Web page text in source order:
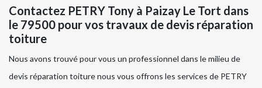
Contactez PETRY Tony à Paizay Le Tort dans
le 79500 pour vos travaux de devis réparation
toiture
Nous avons trouvé pour vous un professionnel dans le milieu de
devis réparation toiture nous vous offrons les services de PETRY